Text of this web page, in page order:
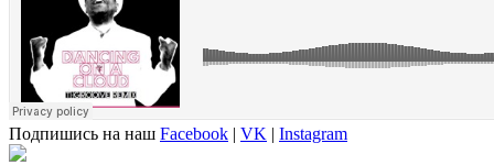
Подпишись на наш Facebook | VK | Instagram